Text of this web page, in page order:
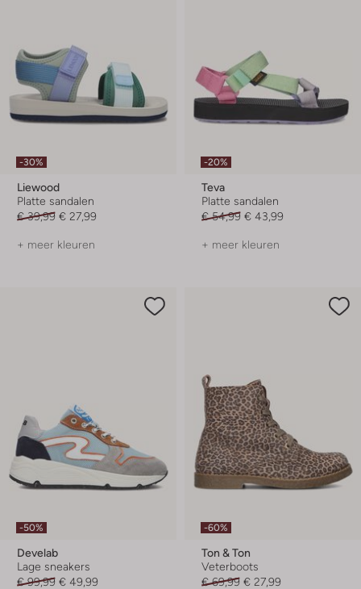
-30%
Liewood
Platte sandalen
€ 39,99 € 27,99
+ meer kleuren
-20%
Teva
Platte sandalen
€ 54,99 € 43,99
+ meer kleuren
-50%
Develab
Lage sneakers
€ 99,99 € 49,99
-60%
Ton & Ton
Veterboots
€ 69,99 € 27,99